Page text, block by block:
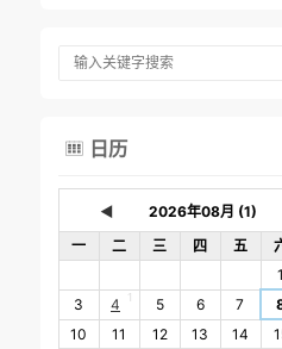
 日历
◄
一
二 三 四 五
1
3
4 1 5 6 7
10
11 12 13 14